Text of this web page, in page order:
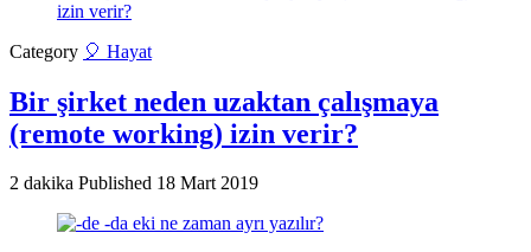
Category 🎈 Hayat
Bir şirket neden uzaktan çalışmaya
(remote working) izin verir?
2 dakika Published 18 Mart 2019